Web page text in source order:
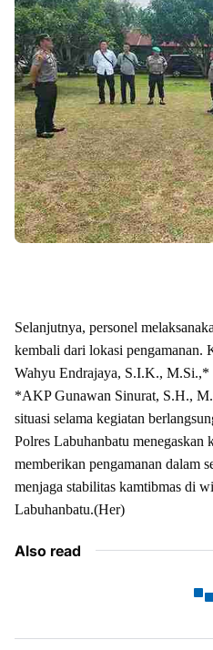
Selanjutnya, personel
kembali dari lokasi
Wahyu Endrajaya, S.I.K.,
*AKP Gunawan Sinurat, S.H.,
situasi selama kegiatan
Polres Labuhanbatu menegaskan
memberikan pengamanan dalam
menjaga stabilitas kamtibmas di
Labuhanbatu.(Her)
Also read